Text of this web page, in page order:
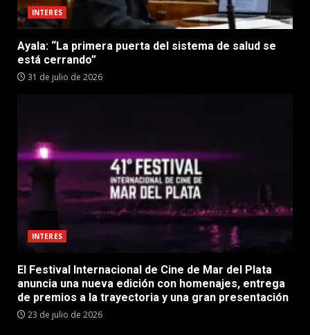
INTERES
Ayala: “La primera puerta del sistema de salud se
está cerrando”
31 de julio de 2026
INTERES
El Festival Internacional de Cine de Mar del Plata
anuncia una nueva edición con homenajes, entrega
de premios a la trayectoria y una gran presentación
23 de julio de 2026